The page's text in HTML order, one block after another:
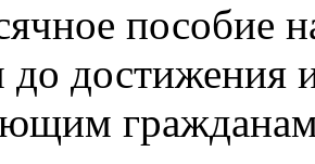
пособие
до достижения